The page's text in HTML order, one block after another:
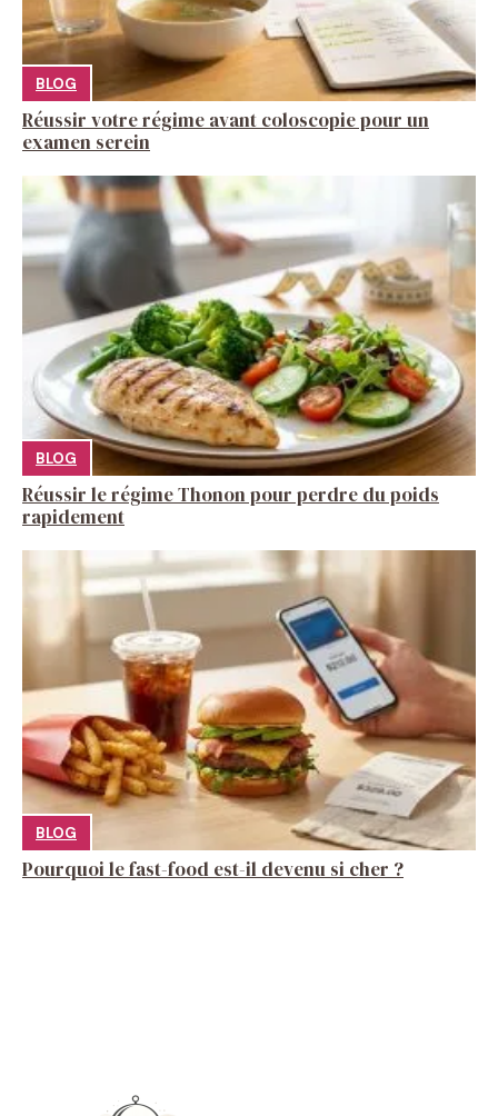
BLOG
Réussir votre régime avant coloscopie pour un
examen serein
BLOG
Réussir le régime Thonon pour perdre du poids
rapidement
BLOG
Pourquoi le fast-food est-il devenu si cher ?